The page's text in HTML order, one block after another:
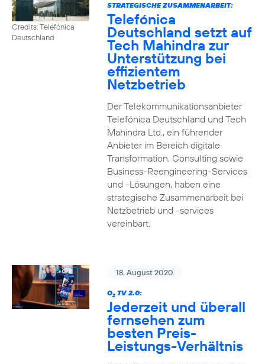
Credits: Telefónica
Deutschland
STRATEGISCHE ZUSAMMENARBEIT:
Telefónica
Deutschland setzt auf
Tech Mahindra zur
Unterstützung bei
effizientem
Netzbetrieb
Der Telekommunikationsanbieter
Telefónica Deutschland und Tech
Mahindra Ltd., ein führender
Anbieter im Bereich digitale
Transformation, Consulting sowie
Business-Reengineering-Services
und -Lösungen, haben eine
strategische Zusammenarbeit bei
Netzbetrieb und -services
vereinbart.
18. August 2020
O2TV 2.0:
Jederzeit und überall
fernsehen zum
besten Preis-
Leistungs-Verhältnis